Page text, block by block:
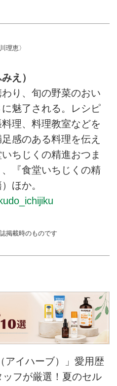
理恵〉
え）
り、旬の野菜のおい
魅了される。レシピ
理、料理教室などを
感のある料理を伝え
ちじくの精進おつま
『食堂いちじくの精
ほか。
掲載時のものです
アイハーブ）」愛用歴
フが厳選！夏のセル